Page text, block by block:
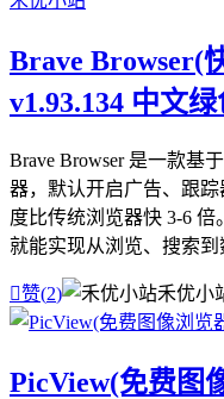
Brave Browser(
v1.93.134 中文
Brave Browser 是一款基
器，默认开启广告、跟
度比传统浏览器快 3-6 倍
就能实现从浏览、搜索
赞(2) 禾优小
PicView(免费图